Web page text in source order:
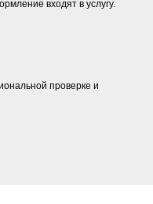
входят в услугу.
проверке и